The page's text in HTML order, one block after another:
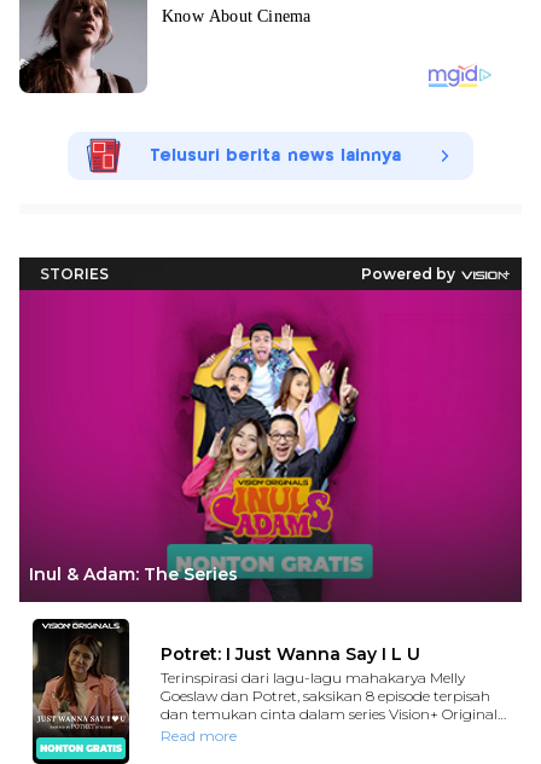
Telusuri berita news lainnya